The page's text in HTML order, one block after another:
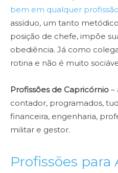
bem em qualquer profissão
assíduo, um tanto
posição de chefe, impõe
obediência. Já como
rotina e não é muito
Profissões de Capricórnio –
contador, programados,
financeira, engenharia,
militar e gestor.
Profissões para